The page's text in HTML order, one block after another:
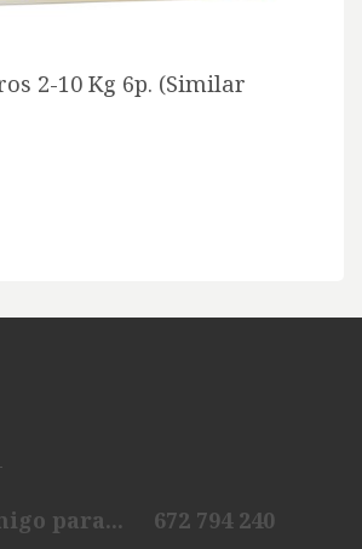
2-10 Kg 6p. (Similar
para... 672 794 240